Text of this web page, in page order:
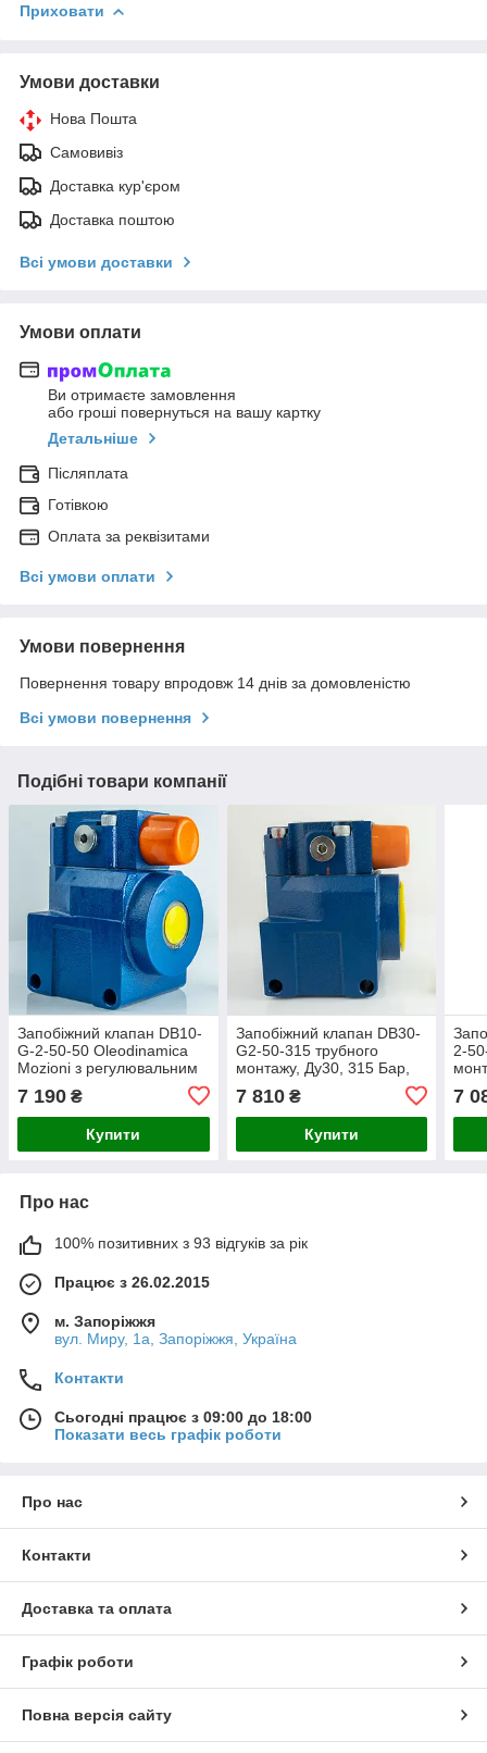
Приховати
Умови доставки
Нова Пошта
Самовивіз
Доставка кур'єром
Доставка поштою
Всі умови доставки
Умови оплати
Ви отримаєте замовлення
або гроші повернуться на вашу картку
Детальніше
Післяплата
Готівкою
Оплата за реквізитами
Всі умови оплати
Умови повернення
Повернення товару впродовж 14 днів за домовленістю
Всі умови повернення
Подібні товари компанії
Запобіжний клапан DB10-
G-2-50-50 Oleodinamica
Mozioni з регулювальним
болтом, трубний монтаж
7 190 ₴
Купити
Запобіжний клапан DB30-
G2-50-315 трубного
монтажу, Ду30, 315 Бар,
7 810₴
Купити
2-
7
Про нас
100% позитивних з 93 відгуків за рік
Працює з 26.02.2015
м. Запоріжжя
вул. Миру, 1а, Запоріжжя, Україна
Контакти
Сьогодні працює з 09:00 до 18:00
Показати весь графік роботи
Про нас
Контакти
Доставка та оплата
Графік роботи
Повна версія сайту